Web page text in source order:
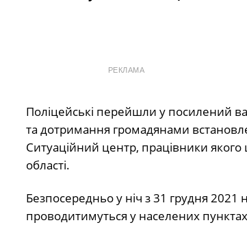
РЕКЛАМА
Поліцейські перейшли у посилений
та дотримання громадянами
Ситуаційний центр, працівники якого
області.
Безпосередньо у ніч з 31 грудня
проводитимуться у населених